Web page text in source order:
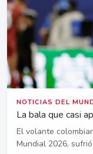
NOTICIAS DEL
La bala que casi
El volante
Mundial 2026,